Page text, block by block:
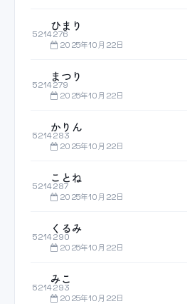
5214276
ひまり
2025年10月22日
5214279
まつり
2025年10月22日
5214283
かりん
2025年10月22日
5214287
ことね
2025年10月22日
5214290
くるみ
2025年10月22日
5214293
みこ
2025年10月22日